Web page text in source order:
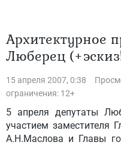
Архитектурное
Люберец
15 апреля 2007, 0:38
ограничения: 12+
5 апреля депутаты
участием заместителя
А.Н.Маслова и Главы